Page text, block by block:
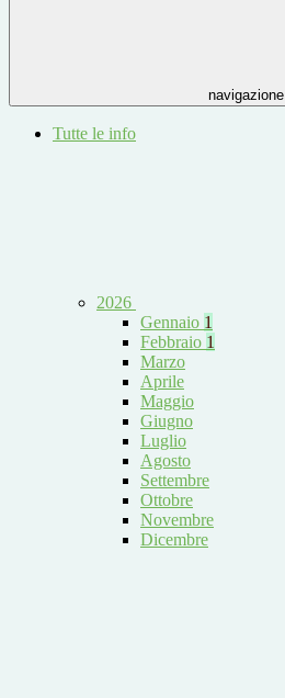
navigazione
Tutte le info
2026
Gennaio 1
Febbraio 1
Marzo
Aprile
Maggio
Giugno
Luglio
Agosto
Settembre
Ottobre
Novembre
Dicembre